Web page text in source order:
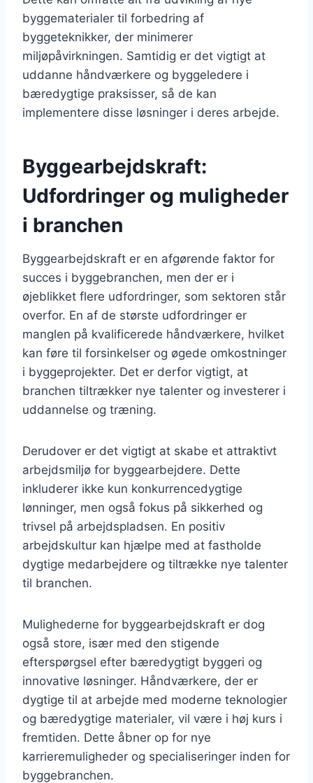
byggematerialer til forbedring af
byggeteknikker, der minimerer
miljøpåvirkningen. Samtidig er det vigtigt at
uddanne håndværkere og byggeledere i
bæredygtige praksisser, så de kan
implementere disse løsninger i deres arbejde.
Byggearbejdskraft:
Udfordringer og muligheder
i branchen
Byggearbejdskraft er en afgørende faktor for
succes i byggebranchen, men der er i
øjeblikket flere udfordringer, som sektoren står
overfor. En af de største udfordringer er
manglen på kvalificerede håndværkere, hvilket
kan føre til forsinkelser og øgede omkostninger
i byggeprojekter. Det er derfor vigtigt, at
branchen tiltrækker nye talenter og investerer i
uddannelse og træning.
Derudover er det vigtigt at skabe et attraktivt
arbejdsmiljø for byggearbejdere. Dette
inkluderer ikke kun konkurrencedygtige
lønninger, men også fokus på sikkerhed og
trivsel på arbejdspladsen. En positiv
arbejdskultur kan hjælpe med at fastholde
dygtige medarbejdere og tiltrække nye talenter
til branchen.
Mulighederne for byggearbejdskraft er dog
også store, især med den stigende
efterspørgsel efter bæredygtigt byggeri og
innovative løsninger. Håndværkere, der er
dygtige til at arbejde med moderne teknologier
og bæredygtige materialer, vil være i høj kurs i
fremtiden. Dette åbner op for nye
karrieremuligheder og specialiseringer inden for
byggebranchen.